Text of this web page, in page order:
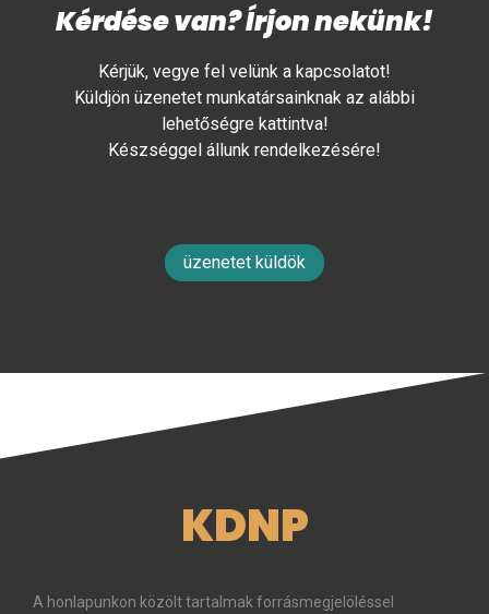
Kérdése van? Írjon nekünk!
Kérjük, vegye fel velünk a kapcsolatot!
Küldjön üzenetet munkatársainknak az alábbi
lehetőségre kattintva!
Készséggel állunk rendelkezésére!
üzenetet küldök
KDNP
A honlapunkon közölt tartalmak forrásmegjelöléssel